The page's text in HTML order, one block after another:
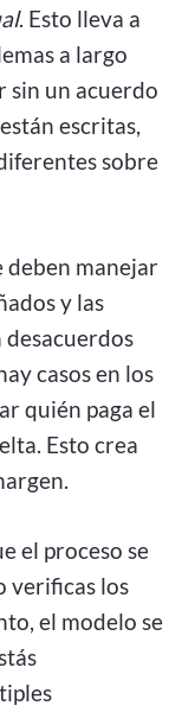
. Esto lleva a
a largo
sin un acuerdo
escritas,
sobre
deben manejar
y las
desacuerdos
casos en los
quién paga el
Esto crea
el proceso se
verificas los
el modelo se